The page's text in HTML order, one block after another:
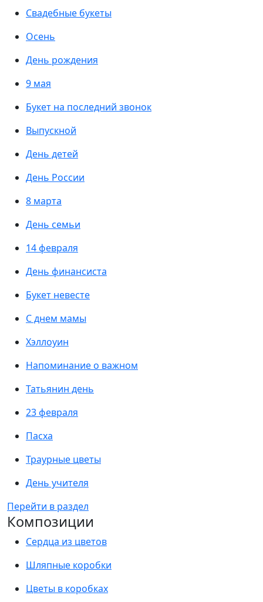
Свадебные букеты
Осень
День рождения
9 мая
Букет на последний звонок
Выпускной
День детей
День России
8 марта
День семьи
14 февраля
День финансиста
Букет невесте
С днем мамы
Хэллоуин
Напоминание о важном
Татьянин день
23 февраля
Пасха
Траурные цветы
День учителя
Перейти в раздел
Композиции
Сердца из цветов
Шляпные коробки
Цветы в коробках